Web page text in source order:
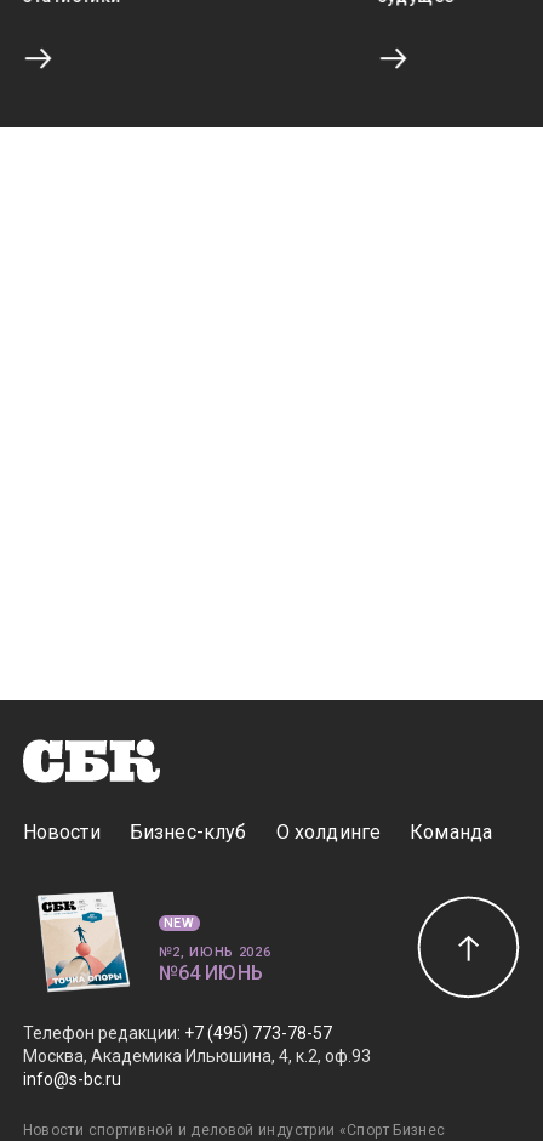
Новости Бизнес-клуб О холдинге Команда
Телефон редакции: +7 (495) 773-78-57
Москва, Академика Ильюшина, 4, к.2, оф.93
info@s-bc.ru
Новости спортивной и деловой индустрии «Спорт Бизнес
NEW
№2, ИЮНЬ 2026
№64 ИЮНЬ